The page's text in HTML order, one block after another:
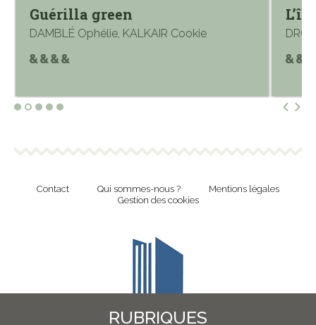
Guérilla green
DAMBLÉ Ophélie, KALKAIR Cookie
RUBRIQUES
Contact Qui sommes-nous ?
Mentions légales
Gestion des cookies
Revue en ligne de l'Union Nationale Culture et Bibliothèques Pour Tous